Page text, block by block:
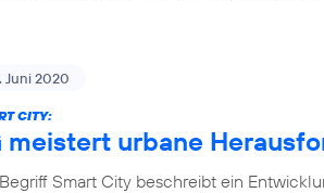
Juni 2020
CITY:
meistert urbane
Smart City beschreibt ein